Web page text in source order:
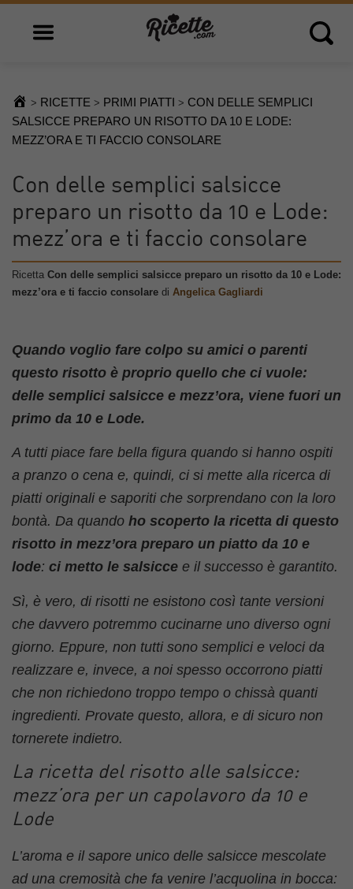
Open main menu Open
> RICETTE > PRIMI PIATTI > CON DELLE SEMPLICI
SALSICCE PREPARO UN RISOTTO DA 10 E LODE:
MEZZ’ORA E TI FACCIO CONSOLARE
Con delle semplici salsicce
preparo un risotto da 10 e Lode:
mezz’ora e ti faccio consolare
Ricetta Con delle semplici salsicce preparo un risotto da 10 e Lode:
mezz’ora e ti faccio consolare di Angelica Gagliardi
Quando voglio fare colpo su amici o parenti
questo risotto è proprio quello che ci vuole:
delle semplici salsicce e mezz’ora, viene fuori un
primo da 10 e Lode.
A tutti piace fare bella figura quando si hanno ospiti
a pranzo o cena e, quindi, ci si mette alla ricerca di
piatti originali e saporiti che sorprendano con la loro
bontà. Da quando ho scoperto la ricetta di questo
risotto in mezz’ora preparo un piatto da 10 e
lode: ci metto le salsicce e il successo è garantito.
Sì, è vero, di risotti ne esistono così tante versioni
che davvero potremmo cucinarne uno diverso ogni
giorno. Eppure, non tutti sono semplici e veloci da
realizzare e, invece, a noi spesso occorrono piatti
che non richiedono troppo tempo o chissà quanti
ingredienti. Provate questo, allora, e di sicuro non
tornerete indietro.
La ricetta del risotto alle salsicce:
mezz’ora per un capolavoro da 10 e
Lode
L’aroma e il sapore unico delle salsicce mescolate
ad una cremosità che fa venire l’acquolina in bocca: